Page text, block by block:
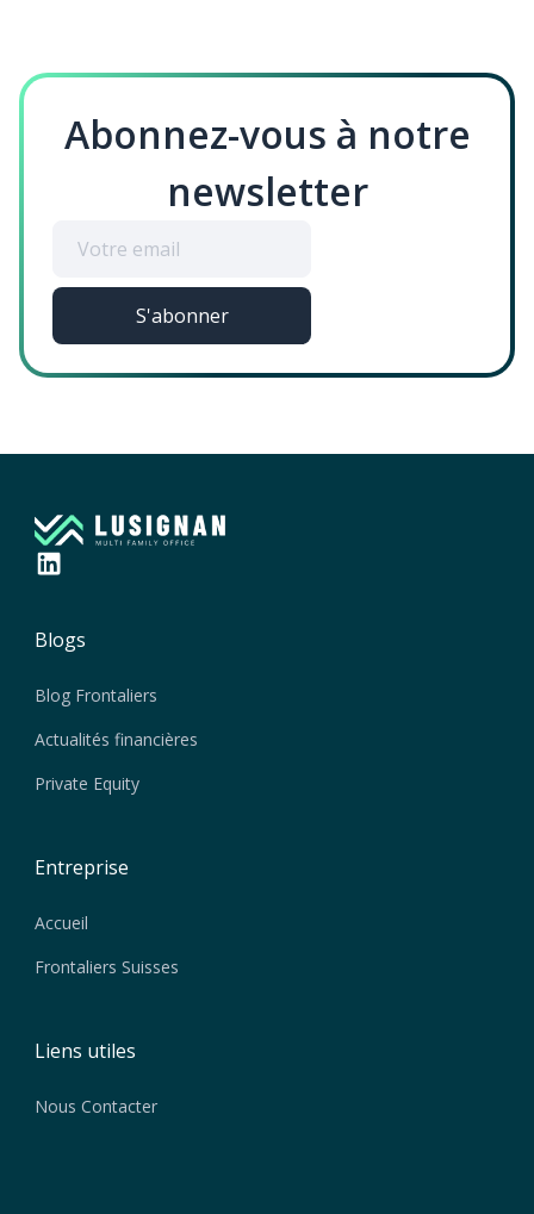
Abonnez-vous à notre
newsletter
Blogs
Blog Frontaliers
Actualités financières
Private Equity
Entreprise
Accueil
Frontaliers Suisses
Liens utiles
Nous Contacter